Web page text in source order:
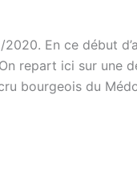
2020. En ce début
repart ici sur une
bourgeois du